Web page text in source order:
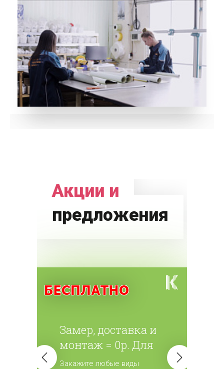
Акции и
предложения
Замер, доставка и
монтаж = 0р. Для
всех жалюзи.
Закажите любые виды